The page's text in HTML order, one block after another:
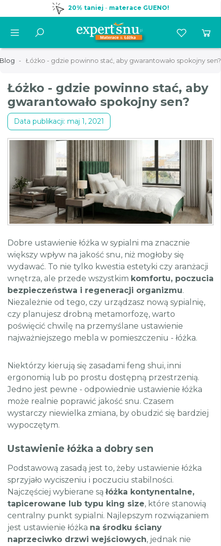
20% taniej - materace GUENO!
Blog Łóżko - gdzie powinno stać, aby gwarantowało spokojny sen?
Łóżko - gdzie powinno stać, aby
gwarantowało spokojny sen?
Data publikacji: maj 1, 2021
Dobre ustawienie łóżka w sypialni ma znacznie
większy wpływ na jakość snu, niż mogłoby się
wydawać. To nie tylko kwestia estetyki czy aranżacji
wnętrza, ale przede wszystkim komfortu, poczucia
bezpieczeństwa i regeneracji organizmu.
Niezależnie od tego, czy urządzasz nową sypialnię,
czy planujesz drobną metamorfozę, warto
poświęcić chwilę na przemyślane ustawienie
najważniejszego mebla w pomieszczeniu - łóżka.
Niektórzy kierują się zasadami feng shui, inni
ergonomią lub po prostu dostępną przestrzenią.
Jedno jest pewne - odpowiednie ustawienie łóżka
może realnie poprawić jakość snu. Czasem
wystarczy niewielka zmiana, by obudzić się bardziej
wypoczętym.
Ustawienie łóżka a dobry sen
Podstawową zasadą jest to, żeby ustawienie łóżka
sprzyjało wyciszeniu i poczuciu stabilności.
Najczęściej wybierane sąłóżka kontynentalne,
tapicerowane lub typu king size, które stanowią
centralny punkt sypialni. Najlepszym rozwiązaniem
jest ustawienie łóżka na środku ściany
naprzeciwko drzwi wejściowych, jednak nie